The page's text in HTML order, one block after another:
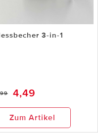
3-in-1
4,49
Zum Artikel